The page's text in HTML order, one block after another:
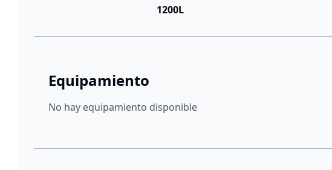
1200L
Equipamiento
No hay equipamiento disponible